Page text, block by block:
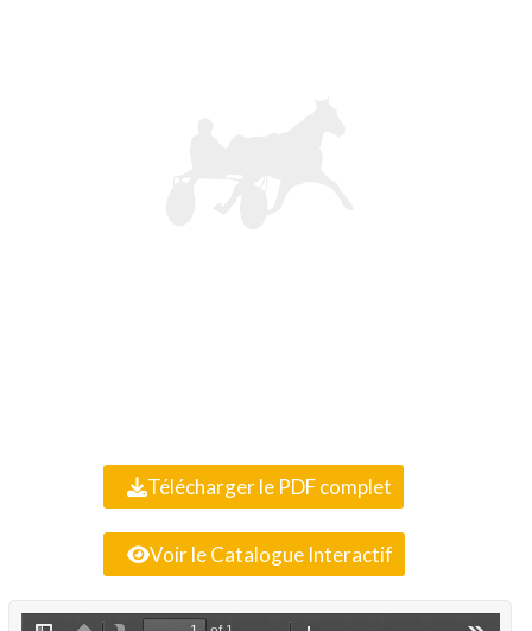
Télécharger le PDF complet
Voir le Catalogue Interactif